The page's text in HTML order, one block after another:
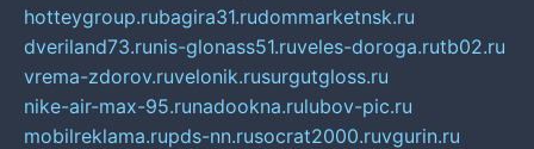
hotteygroup.rubagira31.rudommarketnsk.ru
dveriland73.runis-glonass51.ruveles-doroga.rutb02.ru
vrema-zdorov.ruvelonik.rusurgutgloss.ru
nike-air-max-95.runadookna.rulubov-pic.ru
mobilreklama.rupds-nn.rusocrat2000.ruvgurin.ru